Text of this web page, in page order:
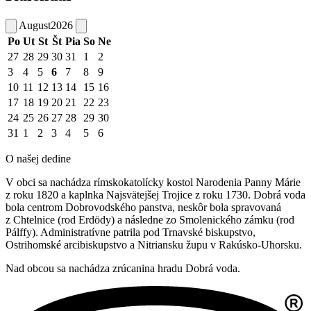
August2026
Po Ut St Št Pia So Ne
27 28 29 30 31 1
2
3
4 5 6 7 8
9
10 11 12 13 14 15 16
17 18 19 20 21 22 23
24 25 26 27 28 29 30
31 1 2 3 4 5 6
O našej dedine
V obci sa nachádza rímskokatolícky kostol Narodenia Panny Márie
z roku 1820 a kaplnka Najsvätejšej Trojice z roku 1730. Dobrá voda
bola centrom Dobrovodského panstva, neskôr bola spravovaná
z Chtelnice (rod Erdödy) a následne zo Smolenického zámku (rod
Pálffy). Administratívne patrila pod Trnavské biskupstvo,
Ostrihomské arcibiskupstvo a Nitriansku župu v Rakúsko-Uhorsku.
Nad obcou sa nachádza zrúcanina hradu Dobrá voda.